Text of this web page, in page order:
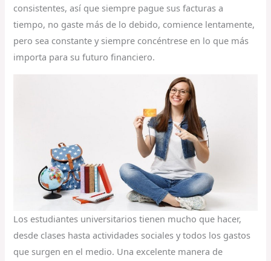
consistentes, así que siempre pague sus facturas a
tiempo, no gaste más de lo debido, comience lentamente,
pero sea constante y siempre concéntrese en lo que más
importa para su futuro financiero.
Los estudiantes universitarios tienen mucho que hacer,
desde clases hasta actividades sociales y todos los gastos
que surgen en el medio. Una excelente manera de